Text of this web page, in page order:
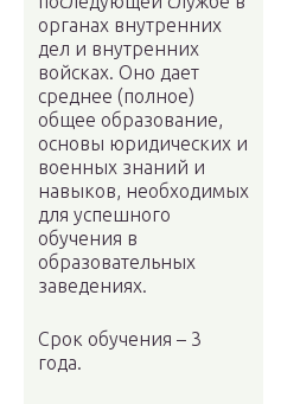
органах внутренних
дел и внутренних
войсках. Оно дает
среднее (полное)
общее образование,
основы юридических и
военных знаний и
навыков, необходимых
для успешного
обучения в
образовательных
заведениях.
Срок обучения – 3
года.